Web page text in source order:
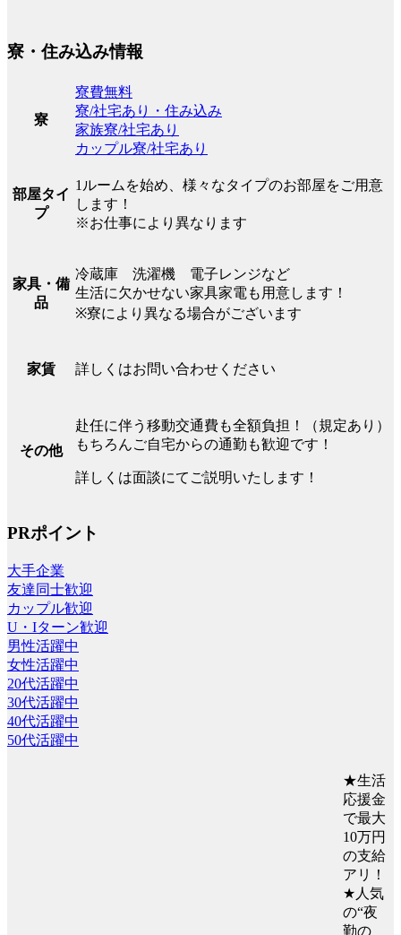
寮・住み込み情報
寮
寮費無料
寮/社宅あり・住み込み
家族寮/社宅あり
カップル寮/社宅あり
部屋タイ
プ
1ルームを始め、様々なタイプのお部屋をご用意
します！
※お仕事により異なります
家具・備
品
冷蔵庫 洗濯機 電子レンジなど
生活に欠かせない家具家電も用意します！
※寮により異なる場合がございます
家賃 詳しくはお問い合わせください
その他
赴任に伴う移動交通費も全額負担！（規定あり）
もちろんご自宅からの通勤も歓迎です！
詳しくは面談にてご説明いたします！
PRポイント
大手企業
友達同士歓迎
カップル歓迎
U・Iターン歓迎
男性活躍中
女性活躍中
20代活躍中
30代活躍中
40代活躍中
50代活躍中
★生活
応援金
で最大
10万円
の支給
アリ！
★人気
の“夜
勤の